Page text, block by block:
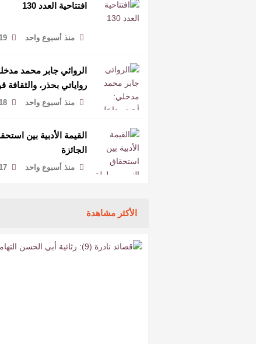
افتتاحية العدد 130
منذ أسبوع واحد
الروائي جابر محمد
رواياتي بحذر، والثقافة
لمخاطبة العالم.
منذ أسبوع واحد
القيمة الأدبية بين
الجائزة
منذ أسبوع واحد
الأكثر مشاهدة